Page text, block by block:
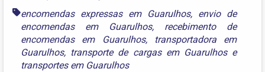
encomendas expressas em Guarulhos, envio de
encomendas em Guarulhos, recebimento de
encomendas em Guarulhos,
transportadora em
Guarulhos, transporte de cargas em Guarulhose
transportes em Guarulhos